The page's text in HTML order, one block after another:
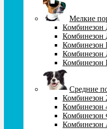
Мелкие
Комбинезон
Комбинезон
Средние
Комбинезон
Комбинезон
Комбинезон
Комбинезон